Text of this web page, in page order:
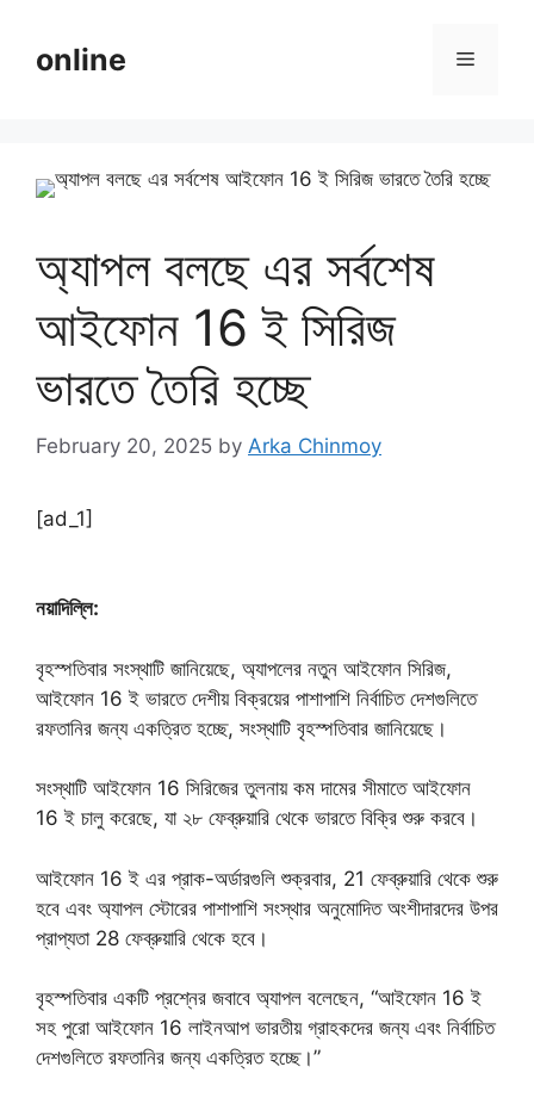
contentonline Menu
অ্যাপল বলছে এর সর্বশেষ
আইফোন 16 ই সিরিজ
ভারতে তৈরি হচ্ছে
February 20, 2025 by Arka Chinmoy
[ad_1]
নয়াদিল্লি:
বৃহস্পতিবার সংস্থাটি জানিয়েছে, অ্যাপলের নতুন আইফোন সিরিজ,
আইফোন 16 ই ভারতে দেশীয় বিক্রয়ের পাশাপাশি নির্বাচিত দেশগুলিতে
রফতানির জন্য একত্রিত হচ্ছে, সংস্থাটি বৃহস্পতিবার জানিয়েছে।
সংস্থাটি আইফোন 16 সিরিজের তুলনায় কম দামের সীমাতে আইফোন
16 ই চালু করেছে, যা ২৮ ফেব্রুয়ারি থেকে ভারতে বিক্রি শুরু করবে।
আইফোন 16 ই এর প্রাক-অর্ডারগুলি শুক্রবার, 21 ফেব্রুয়ারি থেকে শুরু
হবে এবং অ্যাপল স্টোরের পাশাপাশি সংস্থার অনুমোদিত অংশীদারদের উপর
প্রাপ্যতা 28 ফেব্রুয়ারি থেকে হবে।
বৃহস্পতিবার একটি প্রশ্নের জবাবে অ্যাপল বলেছেন, “আইফোন 16 ই
সহ পুরো আইফোন 16 লাইনআপ ভারতীয় গ্রাহকদের জন্য এবং নির্বাচিত
দেশগুলিতে রফতানির জন্য একত্রিত হচ্ছে।”